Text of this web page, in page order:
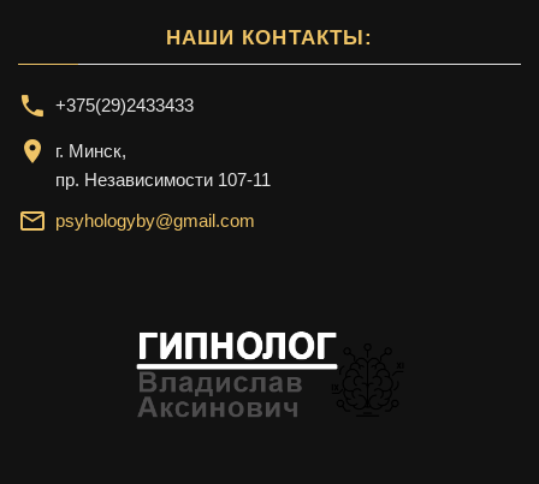
НАШИ КОНТАКТЫ:
+375(29)2433433
г. Минск,
пр. Независимости 107-11
psyhologyby@gmail.com